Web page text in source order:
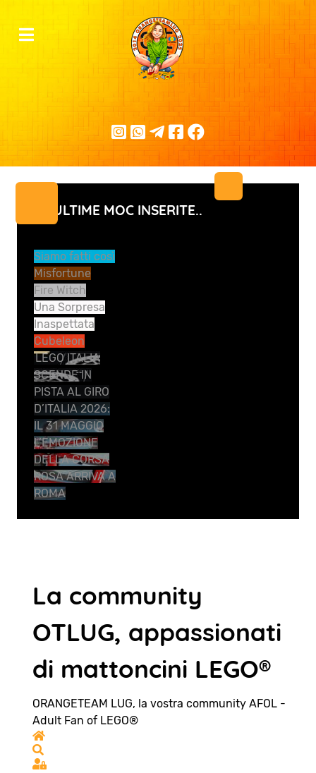
LE ULTIME MOC INSERITE..
Siamo fatti così
Misfortune
Fire Witch
Una Sorpresa
Inaspettata
Cubeleon
LEGO ITALIA
SCENDE IN
PISTA AL GIRO
D’ITALIA 2026:
IL 31 MAGGIO
L’EMOZIONE
DELLA CORSA
ROSA ARRIVA A
ROMA
La community
OTLUG, appassionati
di mattoncini LEGO®
ORANGETEAM LUG, la vostra community AFOL -
Adult Fan of LEGO®
Home
Sign In